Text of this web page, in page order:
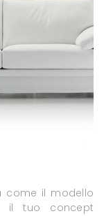
come il modello
il tuo concept